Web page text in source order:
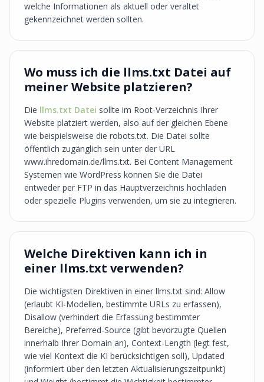
welche Informationen als aktuell oder veraltet
gekennzeichnet werden sollten.
Wo muss ich die llms.txt Datei auf
meiner Website platzieren?
Die llms.txt Datei sollte im Root-Verzeichnis Ihrer
Website platziert werden, also auf der gleichen Ebene
wie beispielsweise die robots.txt. Die Datei sollte
öffentlich zugänglich sein unter der URL
www.ihredomain.de/llms.txt. Bei Content Management
Systemen wie WordPress können Sie die Datei
entweder per FTP in das Hauptverzeichnis hochladen
oder spezielle Plugins verwenden, um sie zu integrieren.
Welche Direktiven kann ich in
einer llms.txt verwenden?
Die wichtigsten Direktiven in einer llms.txt sind: Allow
(erlaubt KI-Modellen, bestimmte URLs zu erfassen),
Disallow (verhindert die Erfassung bestimmter
Bereiche), Preferred-Source (gibt bevorzugte Quellen
innerhalb Ihrer Domain an), Context-Length (legt fest,
wie viel Kontext die KI berücksichtigen soll), Updated
(informiert über den letzten Aktualisierungszeitpunkt)